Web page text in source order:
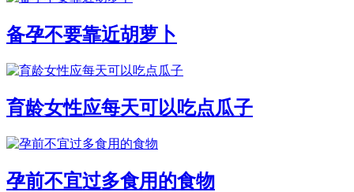
备孕不要靠近胡萝卜
育龄女性应每天可以吃点瓜子
孕前不宜过多食用的食物